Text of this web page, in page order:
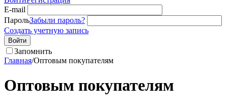
E-mail
ПарольЗабыли пароль?
Создать учетную запись
Войти
Запомнить
Главная/Оптовым покупателям
Оптовым покупателям